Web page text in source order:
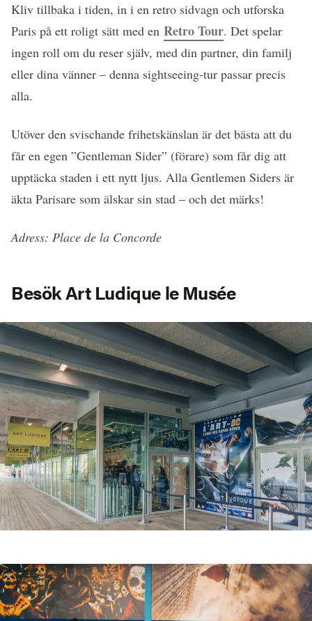
Kliv tillbaka i tiden, in i en retro sidvagn och utforska
Paris på ett roligt sätt med en Retro Tour. Det spelar
ingen roll om du reser själv, med din partner, din familj
eller dina vänner – denna sightseeing-tur passar precis
alla.
Utöver den svischande frihetskänslan är det bästa att du
får en egen ”Gentleman Sider” (förare) som får dig att
upptäcka staden i ett nytt ljus. Alla Gentlemen Siders är
äkta Parisare som älskar sin stad – och det märks!
Adress: Place de la Concorde
Besök Art Ludique le Musée